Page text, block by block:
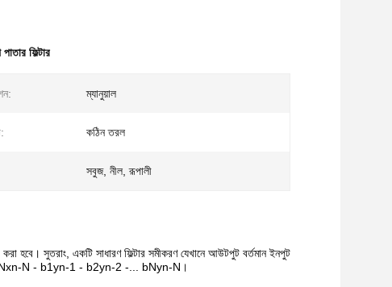
ফিল্টার
ম্যানুয়াল
কঠিন তরল
সবুজ, নীল, রূপালী
হবে। সুতরাং, একটি সাধারণ ফিল্টার সমীকরণ যেখানে আউটপুট বর্তমান ইনপুট
aNxn-N - b1yn-1 - b2yn-2 -... bNyn-N।